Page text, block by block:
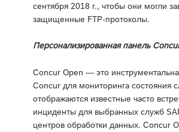
сентября 2018 г., чтобы они могли
защищенные FTP-протоколы.
Персонализированная панель
Concur Open — это
Concur для мониторинга состояния
отображаются известные часто
инциденты для выбранных служб
центров обработки данных. Concur